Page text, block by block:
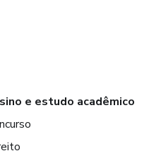
e estudo acadêmico